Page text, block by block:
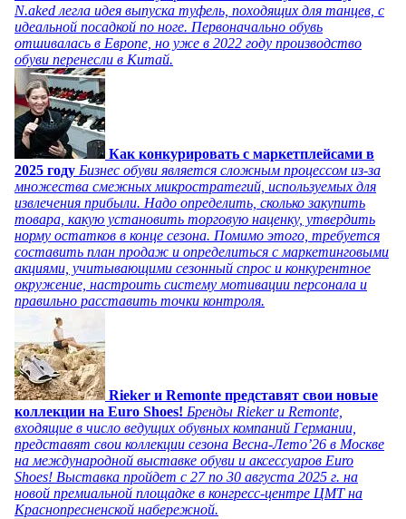
N.aked легла идея выпуска туфель, походящих для танцев, с
идеальной посадкой по ноге. Первоначально обувь
отшивалась в Европе, но уже в 2022 году производство
обуви перенесли в Китай.
Как конкурировать с маркетплейсами в
2025 году Бизнес обуви является сложным процессом из-за
множества смежных микростратегий, используемых для
извлечения прибыли. Надо определить, сколько закупить
товара, какую установить торговую наценку, утвердить
норму остатков в конце сезона. Помимо этого, требуется
составить план продаж и определиться с маркетинговыми
акциями, учитывающими сезонный спрос и конкурентное
окружение, настроить систему мотивации персонала и
правильно расставить точки контроля.
Rieker и Remonte представят свои новые
коллекции на Euro Shoes! Бренды Rieker и Remonte,
входящие в число ведущих обувных компаний Германии,
представят свои коллекции сезона Весна-Лето’26 в Москве
на международной выставке обуви и аксессуаров Euro
Shoes! Выставка пройдет c 27 по 30 августа 2025 г. на
новой премиальной площадке в конгресс-центре ЦМТ на
Краснопресненской набережной.